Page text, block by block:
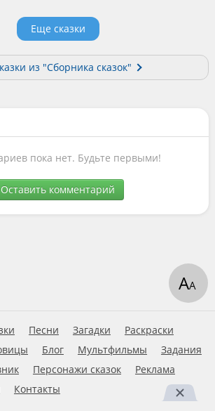
Еще сказки
из "Сборника сказок"
пока нет. Будьте первыми!
Оставить комментарий
Песни Загадки
Раскраски
Блог Мультфильмы
Задания
Персонажи сказок
Реклама
Контакты
АА